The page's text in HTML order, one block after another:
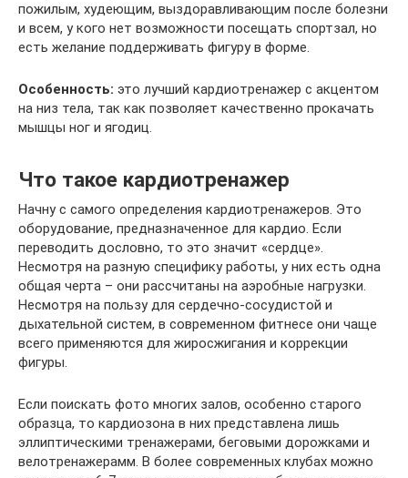
пожилым, худеющим, выздоравливающим после болезни
и всем, у кого нет возможности посещать спортзал, но
есть желание поддерживать фигуру в форме.
Особенность: это лучший кардиотренажер с акцентом
на низ тела, так как позволяет качественно прокачать
мышцы ног и ягодиц.
Что такое кардиотренажер
Начну с самого определения кардиотренажеров. Это
оборудование, предназначенное для кардио. Если
переводить дословно, то это значит «сердце».
Несмотря на разную специфику работы, у них есть одна
общая черта – они рассчитаны на аэробные нагрузки.
Несмотря на пользу для сердечно-сосудистой и
дыхательной систем, в современном фитнесе они чаще
всего применяются для жиросжигания и коррекции
фигуры.
Если поискать фото многих залов, особенно старого
образца, то кардиозона в них представлена лишь
эллиптическими тренажерами, беговыми дорожками и
велотренажерамм. В более современных клубах можно